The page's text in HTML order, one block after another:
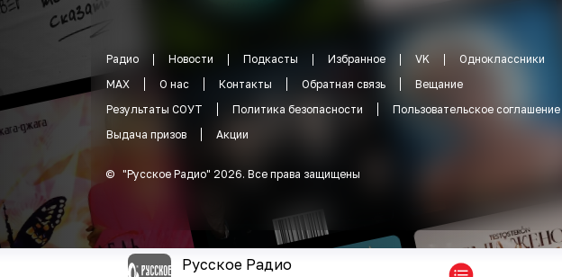
Радио Новости Подкасты Избранное VK
Одноклассники
MAX
О нас Контакты Обратная связь
Вещание
Результаты СОУТ
Политика безопасности
Пользовательское соглашение
Выдача призов
Акции
© "Русское Радио" 2026. Все права защищены
Русское Радио